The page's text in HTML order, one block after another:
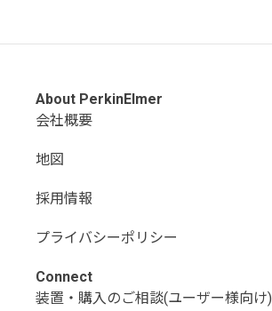
About PerkinElmer
会社概要
地図
採用情報
プライバシーポリシー
Connect
装置・購入のご相談(ユーザー様向け)